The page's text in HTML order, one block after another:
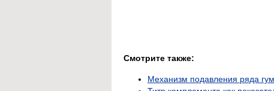
Смотрите также:
Механизм подавления ряда